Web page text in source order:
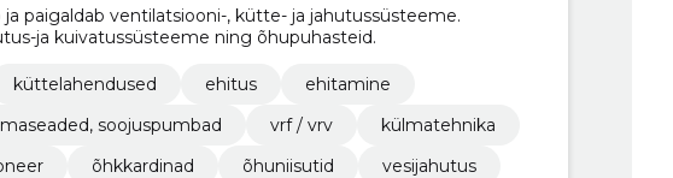
ja paigaldab ventilatsiooni-, kütte- ja jahutussüsteeme.
ja kuivatussüsteeme ning õhupuhasteid.
küttelahendused ehitus
ehitamine
soojuspumbad
vrf / vrv
külmatehnika
õhkkardinad õhuniisutid
vesijahutus